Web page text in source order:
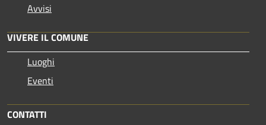
Avvisi
VIVERE IL COMUNE
Luoghi
Eventi
CONTATTI